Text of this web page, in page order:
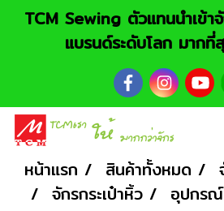
TCM Sewing ตัวแทนนำเข้า
แบรนด์ระดับโลก มากที่
หน้าแรก สินค้าทั้งหมด
จักรกระเป๋าหิ้ว
อุปกรณ์